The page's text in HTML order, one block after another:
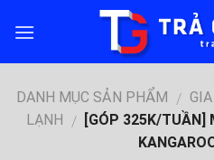
DANH MỤC SẢN PHẨM /
LẠNH /
[GÓP 325K/TUẦN]